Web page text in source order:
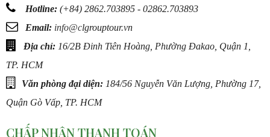
Hotline: (+84) 2862.703895 - 02862.703893
Email: info@clgrouptour.vn
Địa chỉ: 16/2B Đinh Tiên Hoàng, Phường Đakao, Quận 1,
TP. HCM
Văn phòng đại diện: 184/56 Nguyễn Văn Lượng, Phường 17,
Quận Gò Vấp, TP. HCM
CHẤP NHẬN THANH TOÁN